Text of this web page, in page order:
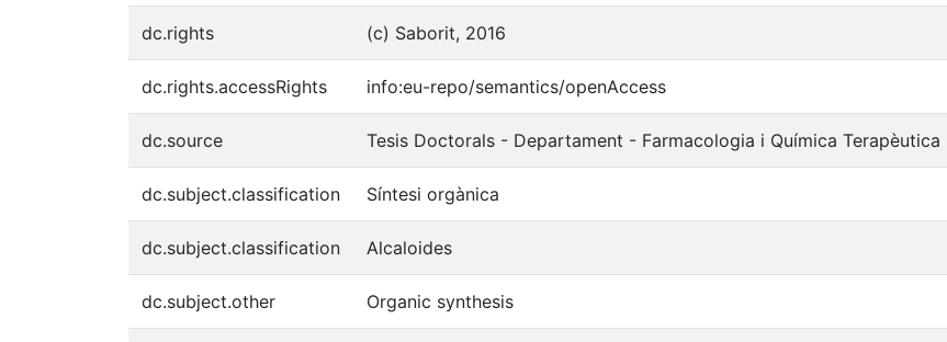
dc.rights (c) Saborit, 2016
dc.rights.accessRights info:eu-repo/semantics/openAccess
dc.source Tesis Doctorals - Departament - Farmacologia i Química Terapèutica
dc.subject.classification Síntesi orgànica
dc.subject.classification Alcaloides
dc.subject.other Organic synthesis